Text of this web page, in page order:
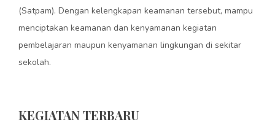
(Satpam). Dengan kelengkapan keamanan tersebut, mampu
menciptakan keamanan dan kenyamanan kegiatan
pembelajaran maupun kenyamanan lingkungan di sekitar
sekolah.
KEGIATAN TERBARU